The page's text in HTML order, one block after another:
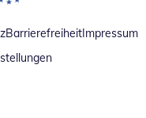
in neuem Fenster
BarrierefreiheitImpressum